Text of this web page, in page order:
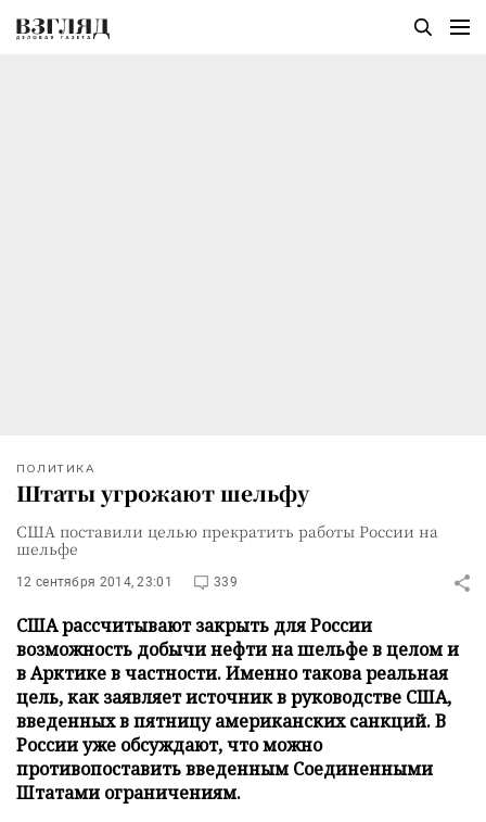
ПОЛИТИКА
Штаты угрожают шельфу
США поставили целью прекратить работы России на
шельфе
12 сентября 2014, 23:01 339
США рассчитывают закрыть для России
возможность добычи нефти на шельфе в целом и
в Арктике в частности. Именно такова реальная
цель, как заявляет источник в руководстве США,
введенных в пятницу американских санкций. В
России уже обсуждают, что можно
противопоставить введенным Соединенными
Штатами ограничениям.